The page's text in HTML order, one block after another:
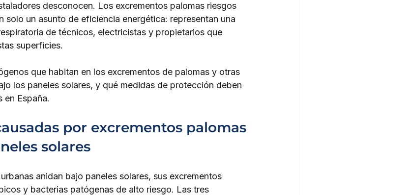
desconocen. Los excrementos palomas riesgos
solo un asunto de eficiencia energética: representan una
de técnicos, electricistas y propietarios que
superficies.
que habitan en los excrementos de palomas y otras
los paneles solares, y qué medidas de protección deben
en España.
por excrementos palomas
solares
anidan bajo paneles solares, sus excrementos
y bacterias patógenas de alto riesgo. Las tres